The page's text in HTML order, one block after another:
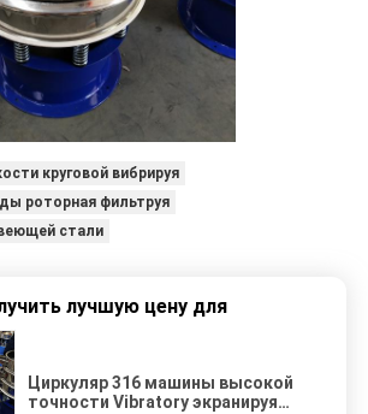
круговой вибрируя
роторная фильтруя
стали
лучшую цену для
Циркуляр 316 машины высокой
точности Vibratory экранируя